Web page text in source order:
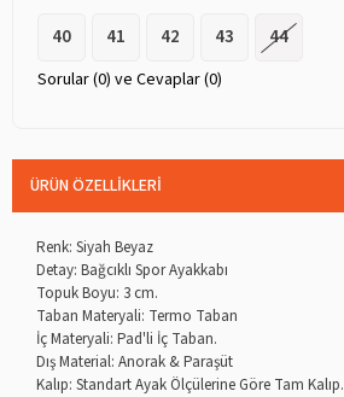
40
41 42 43 44
Sorular (0) ve Cevaplar (0)
ÜRÜN ÖZELLIKLERI
Renk: Siyah Beyaz
Detay: Bağcıklı Spor Ayakkabı
Topuk Boyu: 3 cm.
Taban Materyali: Termo Taban
İç Materyali: Pad'li İç Taban.
Dış Material: Anorak & Paraşüt
Kalıp: Standart Ayak Ölçülerine Göre Tam Kalıp.